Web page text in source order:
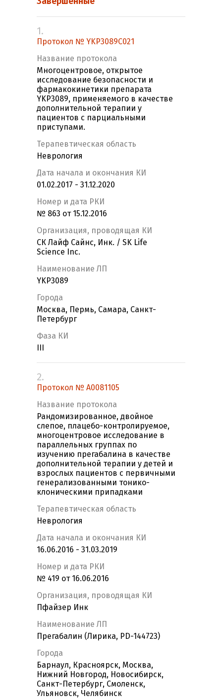
1.
Протокол № YKP3089C021
Название протокола
Многоцентровое, открытое
исследование безопасности и
фармакокинетики препарата
YKP3089, применяемого в качестве
дополнительной терапии у
пациентов с парциальными
приступами.
Терапевтическая область
Неврология
Дата начала и окончания КИ
01.02.2017 - 31.12.2020
Номер и дата РКИ
№ 863 от 15.12.2016
Организация, проводящая КИ
СК Лайф Сайнс, Инк. / SK Life
Science Inc.
Наименование ЛП
YKP3089
Города
Москва, Пермь, Самара, Санкт-
Петербург
Фаза КИ
2.
Протокол № A0081105
Название протокола
Рандомизированное, двойное
слепое, плацебо-контролируемое,
многоцентровое исследование в
параллельных группах по
изучению прегабалина в качестве
дополнительной терапии у детей и
взрослых пациентов с первичными
генерализованными тонико-
клоническими припадками
Терапевтическая область
Неврология
Дата начала и окончания КИ
16.06.2016 - 31.03.2019
Номер и дата РКИ
№ 419 от 16.06.2016
Организация, проводящая КИ
Пфайзер Инк
Наименование ЛП
Прегабалин (Лирика, PD-144723)
Города
Барнаул, Красноярск, Москва,
Нижний Новгород, Новосибирск,
Санкт-Петербург, Смоленск,
Ульяновск, Челябинск